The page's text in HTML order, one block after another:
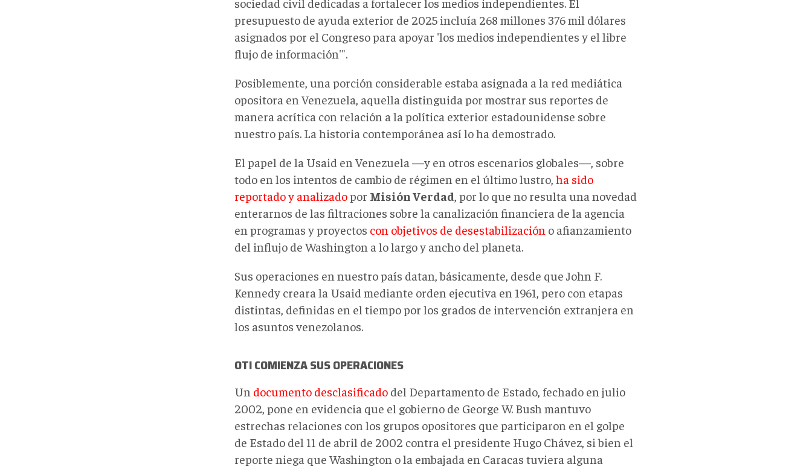
presupuesto de ayuda exterior de 2025 incluía 268 millones 376 mil dólares
asignados por el Congreso para apoyar 'los medios independientes y el libre
flujo de información'".
Posiblemente, una porción considerable estaba asignada a la red mediática
opositora en Venezuela, aquella distinguida por mostrar sus reportes de
manera acrítica con relación a la política exterior estadounidense sobre
nuestro país. La historia contemporánea así lo ha demostrado.
El papel de la Usaid en Venezuela —y en otros escenarios globales—, sobre
todo en los intentos de cambio de régimen en el último lustro, ha sido
reportado y analizadopor MisiónVerdad, por lo que no resulta una novedad
enterarnos de las filtraciones sobre la canalización financiera de la agencia
en programas y proyectos con objetivos de desestabilización o afianzamiento
del influjo de Washington a lo largo y ancho del planeta.
Sus operaciones en nuestro país datan, básicamente, desde que John F.
Kennedy creara la Usaid mediante orden ejecutiva en 1961, pero con etapas
distintas, definidas en el tiempo por los grados de intervención extranjera en
los asuntos venezolanos.
OTI COMIENZA SUS OPERACIONES
Un documento desclasificado del Departamento de Estado, fechado en julio
2002, pone en evidencia que el gobierno de George W. Bush mantuvo
estrechas relaciones con los grupos opositores que participaron en el golpe
de Estado del 11 de abril de 2002 contra el presidente Hugo Chávez, si bien el
reporte niega que Washington o la embajada en Caracas tuviera alguna